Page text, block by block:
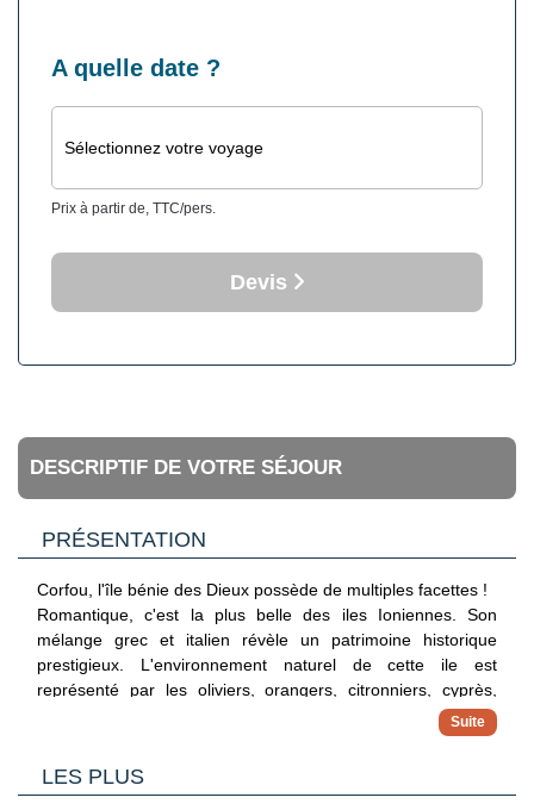
A quelle date ?
Sélectionnez votre voyage
Prix à partir de, TTC/pers.
Devis
DESCRIPTIF DE VOTRE SÉJOUR
PRÉSENTATION
Corfou, l'île bénie des Dieux possède de multiples facettes !
Romantique, c'est la plus belle des iles Ioniennes. Son
mélange grec et italien révèle un patrimoine historique
prestigieux. L'environnement naturel de cette ile est
représenté par les oliviers, orangers, citronniers, cyprès,
lauriers et platanes qui ont trouvé en ce lieu le climat propice
à leur épanouissement. La partie orientale de l'ile est bordée
isolées.
LES PLUS